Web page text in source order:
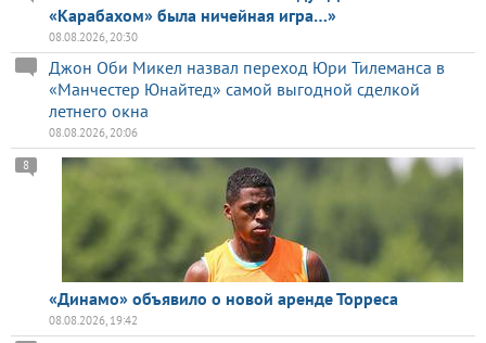
«Карабахом» была ничейная игра…»
08.08.2026, 20:30
Джон Оби Микел назвал переход Юри Тилеманса в
«Манчестер Юнайтед» самой выгодной сделкой
летнего окна
08.08.2026, 20:06
«Динамо» объявило о новой аренде Торреса
8
08.08.2026, 19:42